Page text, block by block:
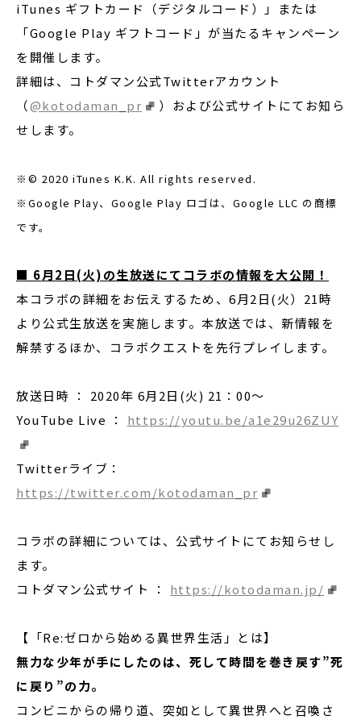
iTunes ギフトカード（デジタルコード）」または
「Google Play ギフトコード」が当たるキャンペーン
を開催します。
詳細は、コトダマン公式Twitterアカウント
（@kotodaman_pr
）および公式サイトにてお知ら
せします。
※© 2020 iTunes K.K. All rights reserved.
※Google Play、Google Play ロゴは、Google LLC の商標
です。
■ 6月2日(火)の生放送にてコラボの情報を大公開！
本コラボの詳細をお伝えするため、6月2日(火）21時
より公式生放送を実施します。本放送では、新情報を
解禁するほか、コラボクエストを先行プレイします。
放送日時 ： 2020年 6月2日(火) 21：00～
YouTube Live ： https://youtu.be/a1e29u26ZUY
Twitterライブ：
https://twitter.com/kotodaman_pr
コラボの詳細については、公式サイトにてお知らせし
ます。
コトダマン公式サイト ： https://kotodaman.jp/
【「Re:ゼロから始める異世界生活」とは】
無力な少年が手にしたのは、死して時間を巻き戻す”死
に戻り”の力。
コンビニからの帰り道、突如として異世界へと召喚さ